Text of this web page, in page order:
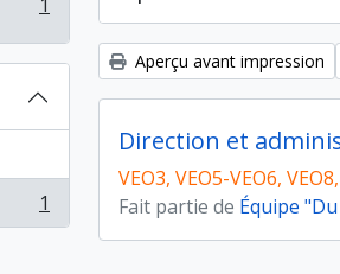
1
Aperçu avant impression
Direction et
VEO3, VEO5-VEO6,
Fait partie de Équipe